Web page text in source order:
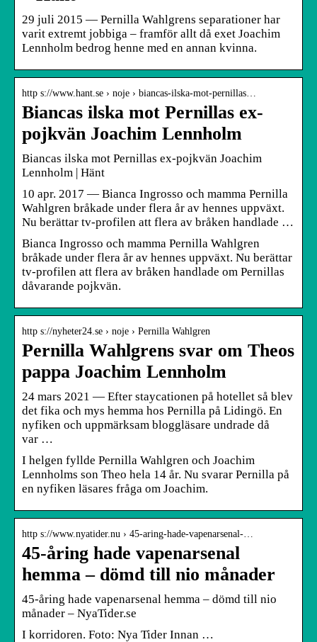
29 juli 2015 — Pernilla Wahlgrens separationer har
varit extremt jobbiga – framför allt då exet Joachim
Lennholm bedrog henne med en annan kvinna.
http s://www.hant.se › noje › biancas-ilska-mot-pernillas…
Biancas ilska mot Pernillas ex-
pojkvän Joachim Lennholm
Biancas ilska mot Pernillas ex-pojkvän Joachim
Lennholm | Hänt
10 apr. 2017 — Bianca Ingrosso och mamma Pernilla
Wahlgren bråkade under flera år av hennes uppväxt.
Nu berättar tv-profilen att flera av bråken handlade …
Bianca Ingrosso och mamma Pernilla Wahlgren
bråkade under flera år av hennes uppväxt. Nu berättar
tv-profilen att flera av bråken handlade om Pernillas
dåvarande pojkvän.
http s://nyheter24.se › noje › Pernilla Wahlgren
Pernilla Wahlgrens svar om Theos
pappa Joachim Lennholm
24 mars 2021 — Efter staycationen på hotellet så blev
det fika och mys hemma hos Pernilla på Lidingö. En
nyfiken och uppmärksam bloggläsare undrade då
var …
I helgen fyllde Pernilla Wahlgren och Joachim
Lennholms son Theo hela 14 år. Nu svarar Pernilla på
en nyfiken läsares fråga om Joachim.
http s://www.nyatider.nu › 45-aring-hade-vapenarsenal-…
45-åring hade vapenarsenal
hemma – dömd till nio månader
45-åring hade vapenarsenal hemma – dömd till nio
månader – NyaTider.se
I korridoren. Foto: Nya Tider Innan …